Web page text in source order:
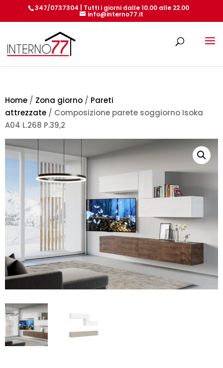
347/0737304 | Tutti i giorni dalle 10.00 alle 22.00
info@interno77.it
Home / Zona giorno / Pareti
attrezzate / Composizione parete soggiorno Isoka
A04 L.268 P.39,2